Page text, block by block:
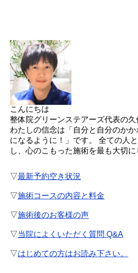
こんにちは
整体院グリーンステアーズ代表の久
わたしの信念は「自分と自分のか
になるように！」です。 全ての人
し、心のこもった施術を最も大切に
▽最新予約空き状況
▽施術コースの内容と料金
▽施術後のお客様の声
▽当院によくいただく質問 Q&A
▽はじめての方はお読み下さい。